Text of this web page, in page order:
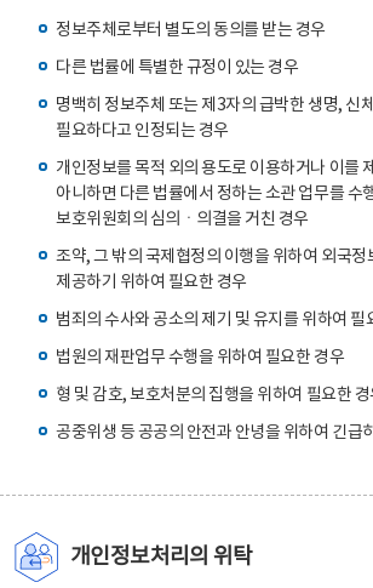
정보주체로부터 별도의 동의를 받는 경우
다른 법률에 특별한 규정이 있는 경우
명백히 정보주체 또는 제3자의 급박한 생명, 신
필요하다고 인정되는 경우
개인정보를 목적 외의 용도로 이용하거나 이를
아니하면 다른 법률에서 정하는 소관 업무를 수
보호위원회의 심의ㆍ의결을 거친 경우
조약, 그 밖의 국제협정의 이행을 위하여 외국정
제공하기 위하여 필요한 경우
범죄의 수사와 공소의 제기 및 유지를 위하여 필
법원의 재판업무 수행을 위하여 필요한 경우
형 및 감호, 보호처분의 집행을 위하여 필요한 경
공중위생 등 공공의 안전과 안녕을 위하여 긴급
개인정보처리의 위탁